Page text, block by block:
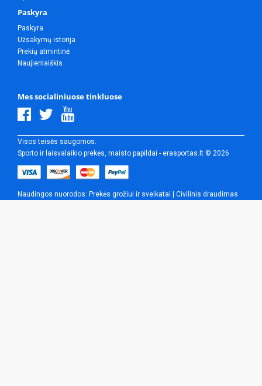
Paskyra
Paskyra
Užsakymų istorija
Prekių atmintinė
Naujienlaiškis
Mes socialiniuose tinkluose
Visos teisės saugomos.
Sporto ir laisvalaikio prekės, maisto papildai - erasportas.lt © 2026
Naudingos nuorodos: Prekės grožiui ir sveikatai Civilinis draudimas